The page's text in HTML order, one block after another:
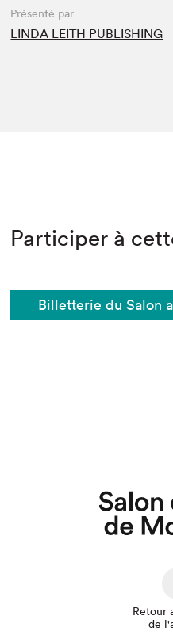
Présenté par
LINDA LEITH PUBLISHING
Participer à
Billetterie du Salon
Retour
de